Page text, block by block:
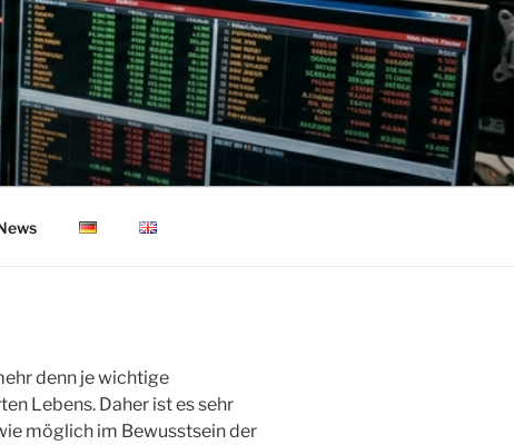
denn je wichtige
Lebens. Daher ist es sehr
möglich im Bewusstsein der